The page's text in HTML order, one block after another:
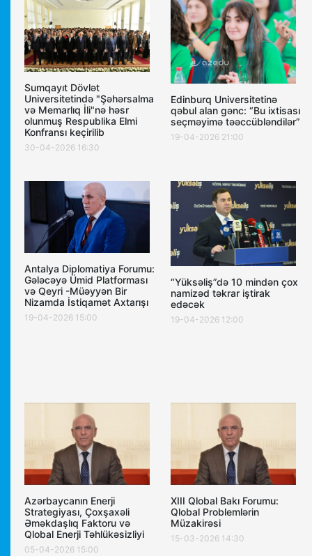
Sumqayıt Dövlət
Universitetində "Şəhərsalma
və Memarlıq İli"nə həsr
olunmuş Respublika Elmi
Konfransı keçirilib
30-04-2026 16:30
Edinburq Universitetinə
qəbul alan gənc: “Bu ixtisası
seçməyimə təəccübləndilər”
19-04-2026 21:00
Antalya Diplomatiya Forumu:
Gələcəyə Ümid Platforması
və Qeyri -Müəyyən Bir
Nizamda İstiqamət Axtarışı
19-04-2026 15:00
“Yüksəliş”də 10 mindən çox
namizəd təkrar iştirak
edəcək
19-04-2026 12:00
Azərbaycanın Enerji
Strategiyası, Çoxşaxəli
Əməkdaşlıq Faktoru və
Qlobal Enerji Təhlükəsizliyi
05-04-2026 15:00
XIII Qlobal Bakı Forumu:
Qlobal Problemlərin
Müzakirəsi
15-03-2026 14:30